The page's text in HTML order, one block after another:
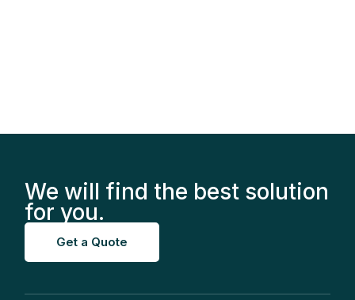
We will find the best solution
for you.
Get a Quote